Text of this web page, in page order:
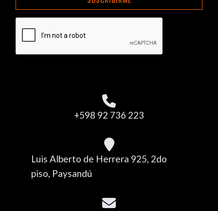
+598 92 736 223
Luis Alberto de Herrera 925, 2do
piso, Paysandú